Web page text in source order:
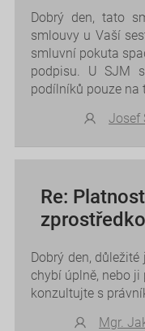
Dobrý den, tato
smlouvy u Vaší
smluvní pokuta
podpisu. U SJM
podílníků pouze na
Josef
Re: Platnost
Dobrý den,
chybí úplně, nebo
konzultujte s
Mgr.